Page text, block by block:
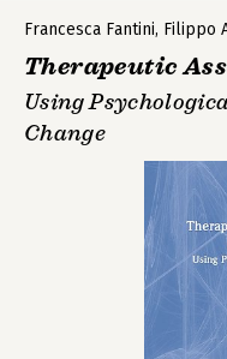
Francesca Fantini, Filippo
Therapeutic
Using
Change